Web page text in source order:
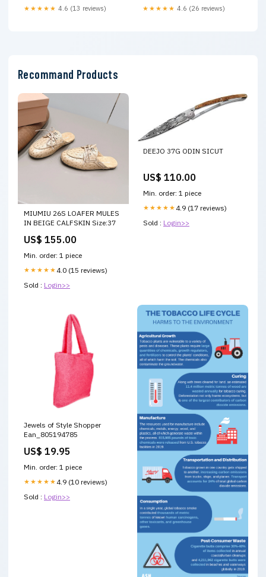
★★★★★ 4.6 (13 reviews) ★★★★★ 4.6 (26 reviews)
Recommand Products
MIUMIU 26S LOAFER MULES
IN BEIGE CALFSKIN Size:37
US$ 155.00
Min. order: 1 piece
★★★★★ 4.0 (15 reviews)
Sold : Login>>
DEEJO 37G ODIN SICUT
US$ 110.00
Min. order: 1 piece
★★★★★ 4.9 (17 reviews)
Sold : Login>>
Jewels of Style Shopper
Ean_805194785
US$ 19.95
Min. order: 1 piece
★★★★★ 4.9 (10 reviews)
Sold : Login>>